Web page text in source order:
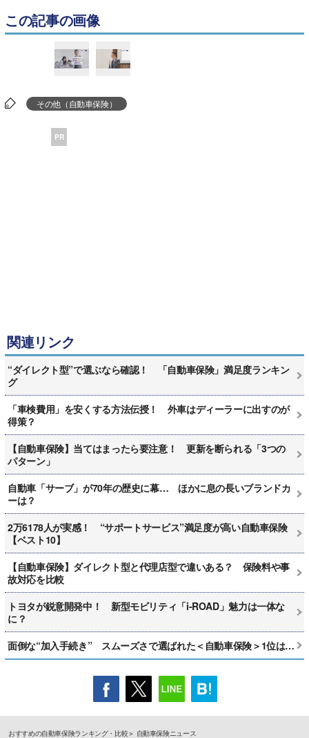
この記事の画像
その他（自動車保険）
PR
関連リンク
“ダイレクト型”で選ぶなら確認！ 「自動車保険」満足度ランキン
グ
「車検費用」を安くする方法伝授！ 外車はディーラーに出すのが
得策？
【自動車保険】当てはまったら要注意！ 更新を断られる「3つの
パターン」
自動車「サーブ」が70年の歴史に幕… ほかに息の長いブランドカ
ーは？
2万6178人が実感！ “サポートサービス”満足度が高い自動車保険
【ベスト10】
【自動車保険】ダイレクト型と代理店型で違いある？ 保険料や事
故対応を比較
トヨタが鋭意開発中！ 新型モビリティ「i-ROAD」魅力は一体な
に？
面倒な“加入手続き” スムーズさで選ばれた＜自動車保険＞1位は…
おすすめの自動車保険ランキング・比較 自動車保険ニュース